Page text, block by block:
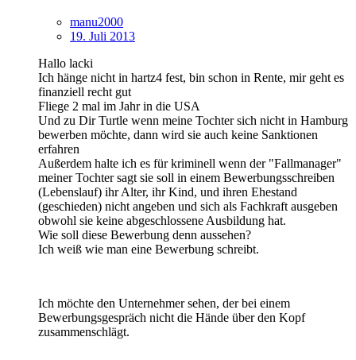
manu2000
19. Juli 2013
Hallo lacki
Ich hänge nicht in hartz4 fest, bin schon in Rente, mir geht es
finanziell recht gut
Fliege 2 mal im Jahr in die USA
Und zu Dir Turtle wenn meine Tochter sich nicht in Hamburg
bewerben möchte, dann wird sie auch keine Sanktionen
erfahren
Außerdem halte ich es für kriminell wenn der "Fallmanager"
meiner Tochter sagt sie soll in einem Bewerbungsschreiben
(Lebenslauf) ihr Alter, ihr Kind, und ihren Ehestand
(geschieden) nicht angeben und sich als Fachkraft ausgeben
obwohl sie keine abgeschlossene Ausbildung hat.
Wie soll diese Bewerbung denn aussehen?
Ich weiß wie man eine Bewerbung schreibt.
Ich möchte den Unternehmer sehen, der bei einem
Bewerbungsgespräch nicht die Hände über den Kopf
zusammenschlägt.